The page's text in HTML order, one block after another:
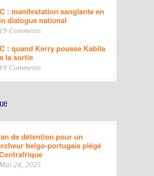
: manifestation sanglante en
dialogue national
19 Comments
: quand Kerry pousse Kabila
la sortie
19 Comments
de détention pour un
belgo-portugais piégé
Mai 24, 2025